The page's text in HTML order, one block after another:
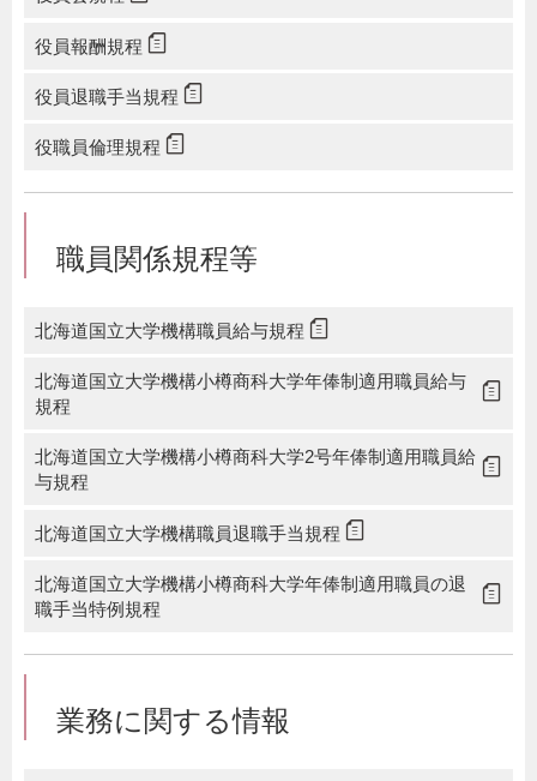
役員報酬規程
役員退職手当規程
役職員倫理規程
職員関係規程等
北海道国立大学機構職員給与規程
北海道国立大学機構小樽商科大学年俸制適用職員給与
規程
北海道国立大学機構小樽商科大学2号年俸制適用職員給
与規程
北海道国立大学機構職員退職手当規程
北海道国立大学機構小樽商科大学年俸制適用職員の退
職手当特例規程
業務に関する情報